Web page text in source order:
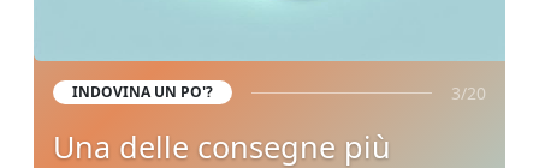
INDOVINA UN PO'? 3/20
Una delle consegne più